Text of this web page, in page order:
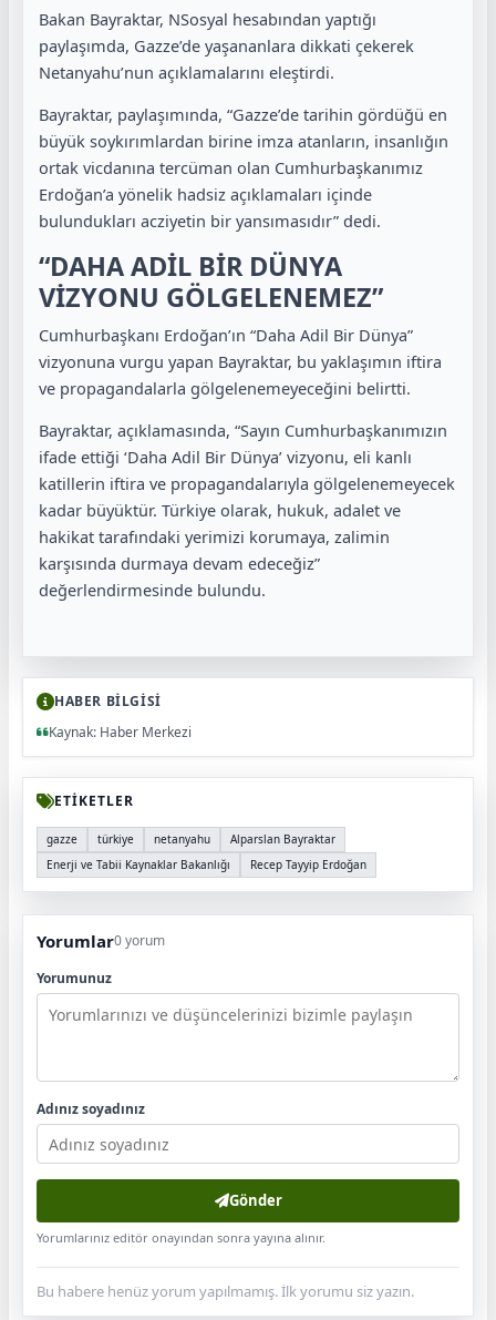
Bakan Bayraktar, NSosyal hesabından yaptığı
paylaşımda, Gazze’de yaşananlara dikkati çekerek
Netanyahu’nun açıklamalarını eleştirdi.
Bayraktar, paylaşımında, “Gazze’de tarihin gördüğü en
büyük soykırımlardan birine imza atanların, insanlığın
ortak vicdanına tercüman olan Cumhurbaşkanımız
Erdoğan’a yönelik hadsiz açıklamaları içinde
bulundukları acziyetin bir yansımasıdır” dedi.
“DAHA ADİL BİR DÜNYA
VİZYONU GÖLGELENEMEZ”
Cumhurbaşkanı Erdoğan’ın “Daha Adil Bir Dünya”
vizyonuna vurgu yapan Bayraktar, bu yaklaşımın iftira
ve propagandalarla gölgelenemeyeceğini belirtti.
Bayraktar, açıklamasında, “Sayın Cumhurbaşkanımızın
ifade ettiği ‘Daha Adil Bir Dünya’ vizyonu, eli kanlı
katillerin iftira ve propagandalarıyla gölgelenemeyecek
kadar büyüktür. Türkiye olarak, hukuk, adalet ve
hakikat tarafındaki yerimizi korumaya, zalimin
karşısında durmaya devam edeceğiz”
değerlendirmesinde bulundu.
HABER BİLGİSİ
Kaynak: Haber Merkezi
ETİKETLER
gazze türkiye netanyahu
Alparslan Bayraktar
Enerji ve Tabii Kaynaklar Bakanlığı
Recep Tayyip Erdoğan
Yorumlar0 yorum
Yorumunuz
Adınız soyadınız
Gönder
Yorumlarınız editör onayından sonra yayına alınır.
Bu habere henüz yorum yapılmamış. İlk yorumu siz yazın.